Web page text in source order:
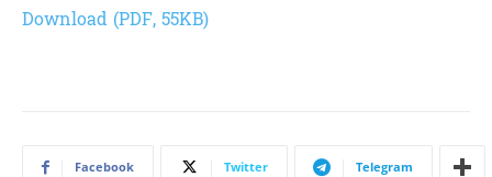
Download (PDF, 55KB)
Facebook Twitter Telegram